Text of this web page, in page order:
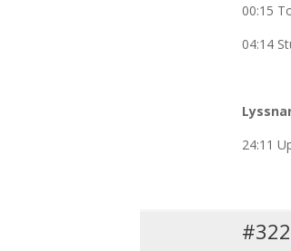
00:15
04:14
24:11
#322